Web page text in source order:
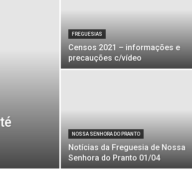
FREGUESIAS
Censos 2021 – informações e
precauções c/vídeo
NOSSA SENHORA DO PRANTO
Notícias da Freguesia de Nossa
Senhora do Pranto 01/04